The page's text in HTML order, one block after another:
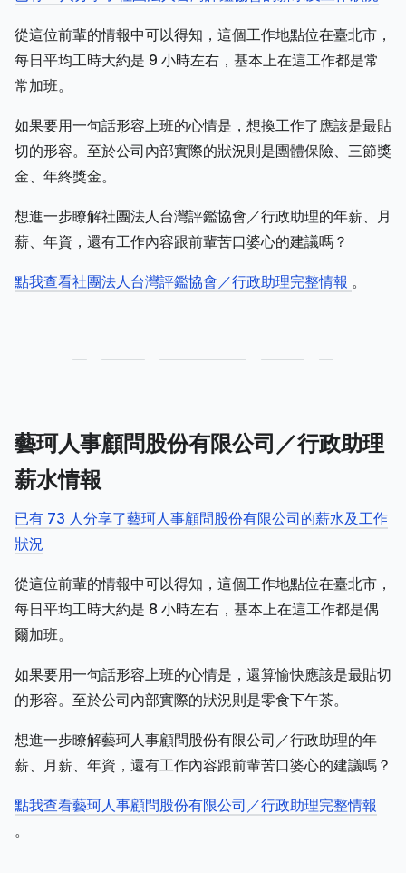
從這位前輩的情報中可以得知，這個工作地點位在臺北市，
每日平均工時大約是 9 小時左右，基本上在這工作都是常
常加班。
如果要用一句話形容上班的心情是，想換工作了應該是最貼
切的形容。至於公司內部實際的狀況則是團體保險、三節獎
金、年終獎金。
想進一步瞭解社團法人台灣評鑑協會／行政助理的年薪、月
薪、年資，還有工作內容跟前輩苦口婆心的建議嗎？
點我查看社團法人台灣評鑑協會／行政助理完整情報 。
藝珂人事顧問股份有限公司／行政助理
薪水情報
已有 73 人分享了藝珂人事顧問股份有限公司的薪水及工作
狀況
從這位前輩的情報中可以得知，這個工作地點位在臺北市，
每日平均工時大約是 8 小時左右，基本上在這工作都是偶
爾加班。
如果要用一句話形容上班的心情是，還算愉快應該是最貼切
的形容。至於公司內部實際的狀況則是零食下午茶。
想進一步瞭解藝珂人事顧問股份有限公司／行政助理的年
薪、月薪、年資，還有工作內容跟前輩苦口婆心的建議嗎？
點我查看藝珂人事顧問股份有限公司／行政助理完整情報
。